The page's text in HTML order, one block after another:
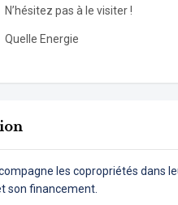
les copropriétés dans
son financement.
N’hésitez pas à le visiter !
Quelle Energie